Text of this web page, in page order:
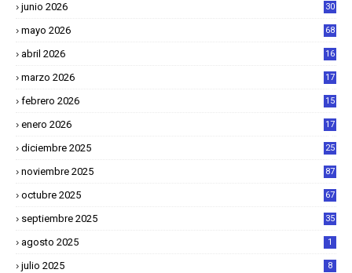
junio 2026 30
mayo 2026 68
abril 2026
16
marzo 2026
17
febrero 2026
15
enero 2026
17
diciembre 2025
25
noviembre 2025 87
octubre 2025 67
septiembre 2025 35
agosto 2025 1
julio 2025 8